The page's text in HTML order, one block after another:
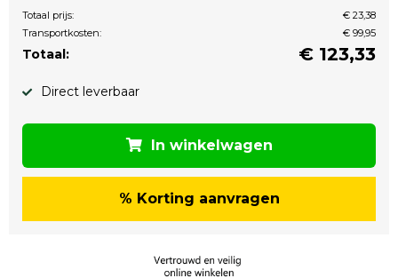
Totaal prijs:
€ 23,38
Transportkosten:
€ 99,95
Totaal: € 123,33
Direct leverbaar
In winkelwagen
% Korting aanvragen